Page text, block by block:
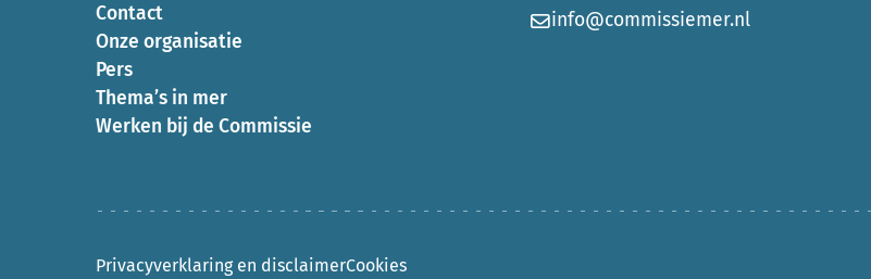
Contact
Onze organisatie
Pers
Thema’s in mer
Werken bij de Commissie
info@commissiemer.nl
Privacyverklaring en disclaimerCookies